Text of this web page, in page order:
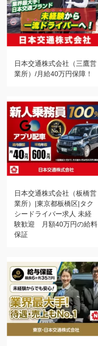
日本交通株式会社（三鷹営
業所）/月給40万円保障！
日本交通株式会社（板橋営
業所）|東京都板橋区|タク
シードライバー求人 未経
験歓迎 月額40万円の給料
保証